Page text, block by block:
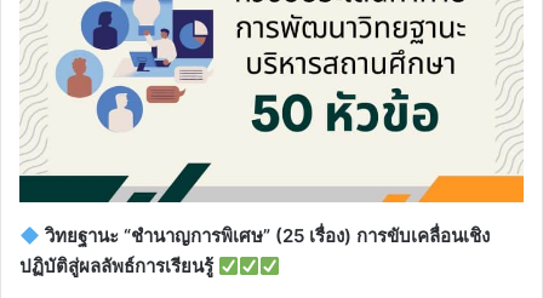
วิทยฐานะ “ชำนาญการพิเศษ” (25 เรื่อง) การขับเคลื่อนเชิง
ปฏิบัติสู่ผลลัพธ์การเรียนรู้